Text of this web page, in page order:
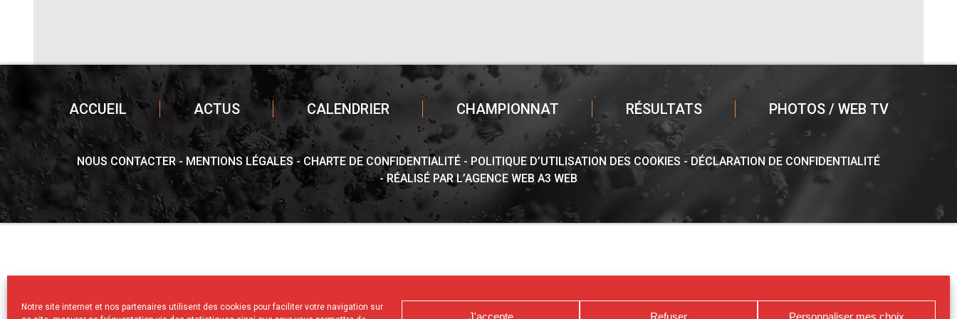
Notre site internet et nos partenaires utilisent des cookies pour faciliter votre navigation sur
J'accepte Refuser Personnaliser mes choix
ACCUEIL ACTUS CALENDRIER CHAMPIONNAT RÉSULTATS PHOTOS / WEB TV
NOUS CONTACTER MENTIONS LÉGALES CHARTE DE CONFIDENTIALITÉ POLITIQUE D’UTILISATION DES COOKIES
DÉCLARATION DE CONFIDENTIALITÉ
RÉALISÉ PAR L’AGENCE WEB A3 WEB